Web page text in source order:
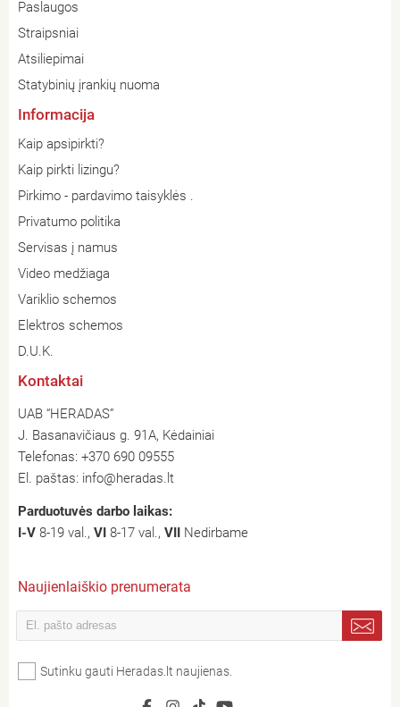
Paslaugos
Straipsniai
Atsiliepimai
Statybinių įrankių nuoma
Informacija
Kaip apsipirkti?
Kaip pirkti lizingu?
Pirkimo - pardavimo taisyklės .
Privatumo politika
Servisas į namus
Video medžiaga
Variklio schemos
Elektros schemos
D.U.K.
Kontaktai
UAB “HERADAS”
J. Basanavičiaus g. 91A, Kėdainiai
Telefonas: +370 690 09555
El. paštas: info@heradas.lt
Parduotuvės darbo laikas:
I-V 8-19 val., VI 8-17 val., VII Nedirbame
Naujienlaiškio prenumerata
Sutinku gauti Heradas.lt naujienas.